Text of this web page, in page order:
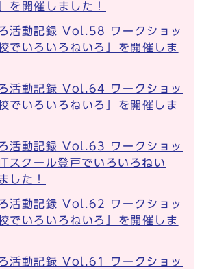
を開催しました！
活動記録 Vol.58 ワークショッ
でいろいろねいろ」を開催しま
活動記録 Vol.64 ワークショッ
でいろいろねいろ」を開催しま
活動記録 Vol.63 ワークショッ
スクール登戸でいろいろねい
した！
活動記録 Vol.62 ワークショッ
でいろいろねいろ」を開催しま
活動記録 Vol.61 ワークショッ